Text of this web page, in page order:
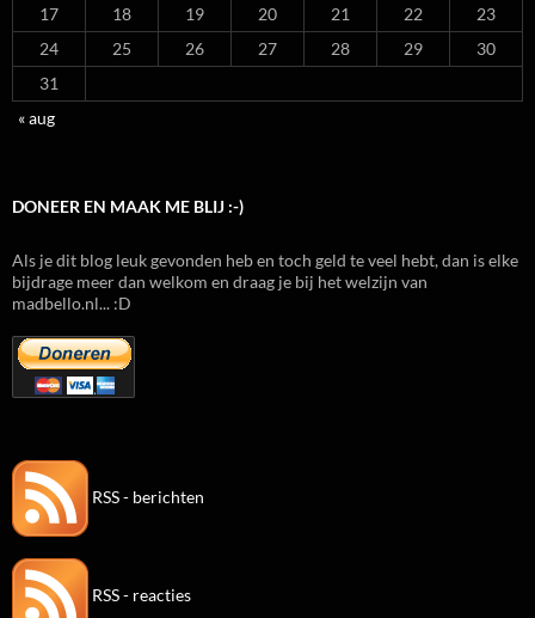
17
18 19 20 21 22
23
24
25 26 27 28 29
30
31
« aug
DONEER EN MAAK ME BLIJ :-)
Als je dit blog leuk gevonden heb en toch geld te veel hebt, dan is elke
bijdrage meer dan welkom en draag je bij het welzijn van
madbello.nl... :D
RSS - berichten
RSS - reacties